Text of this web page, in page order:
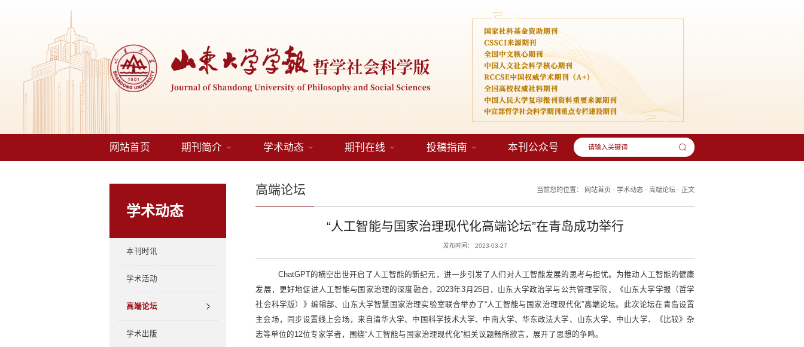
网站首页 期刊简介 学术动态 期刊在线 投稿指南 本刊公众号
学术动态
本刊时讯
学术活动
高端论坛
学术出版
高端论坛 当前您的位置： 网站首页 -学术动态 -高端论坛 - 正文
“人工智能与国家治理现代化高端论坛”在青岛成功举行
发布时间： 2023-03-27
ChatGPT的横空出世开启了人工智能的新纪元，进一步引发了人们对人工智能发展的思考与担忧。为推动人工智能的健康
发展，更好地促进人工智能与国家治理的深度融合，2023年3月25日，山东大学政治学与公共管理学院、《山东大学学报（哲学
社会科学版）》编辑部、山东大学智慧国家治理实验室联合举办了“人工智能与国家治理现代化”高端论坛。此次论坛在青岛设置
主会场，同步设置线上会场，来自清华大学、中国科学技术大学、中南大学、华东政法大学、山东大学、中山大学、《比较》杂
志等单位的12位专家学者，围绕“人工智能与国家治理现代化”相关议题畅所欲言，展开了思想的争鸣。